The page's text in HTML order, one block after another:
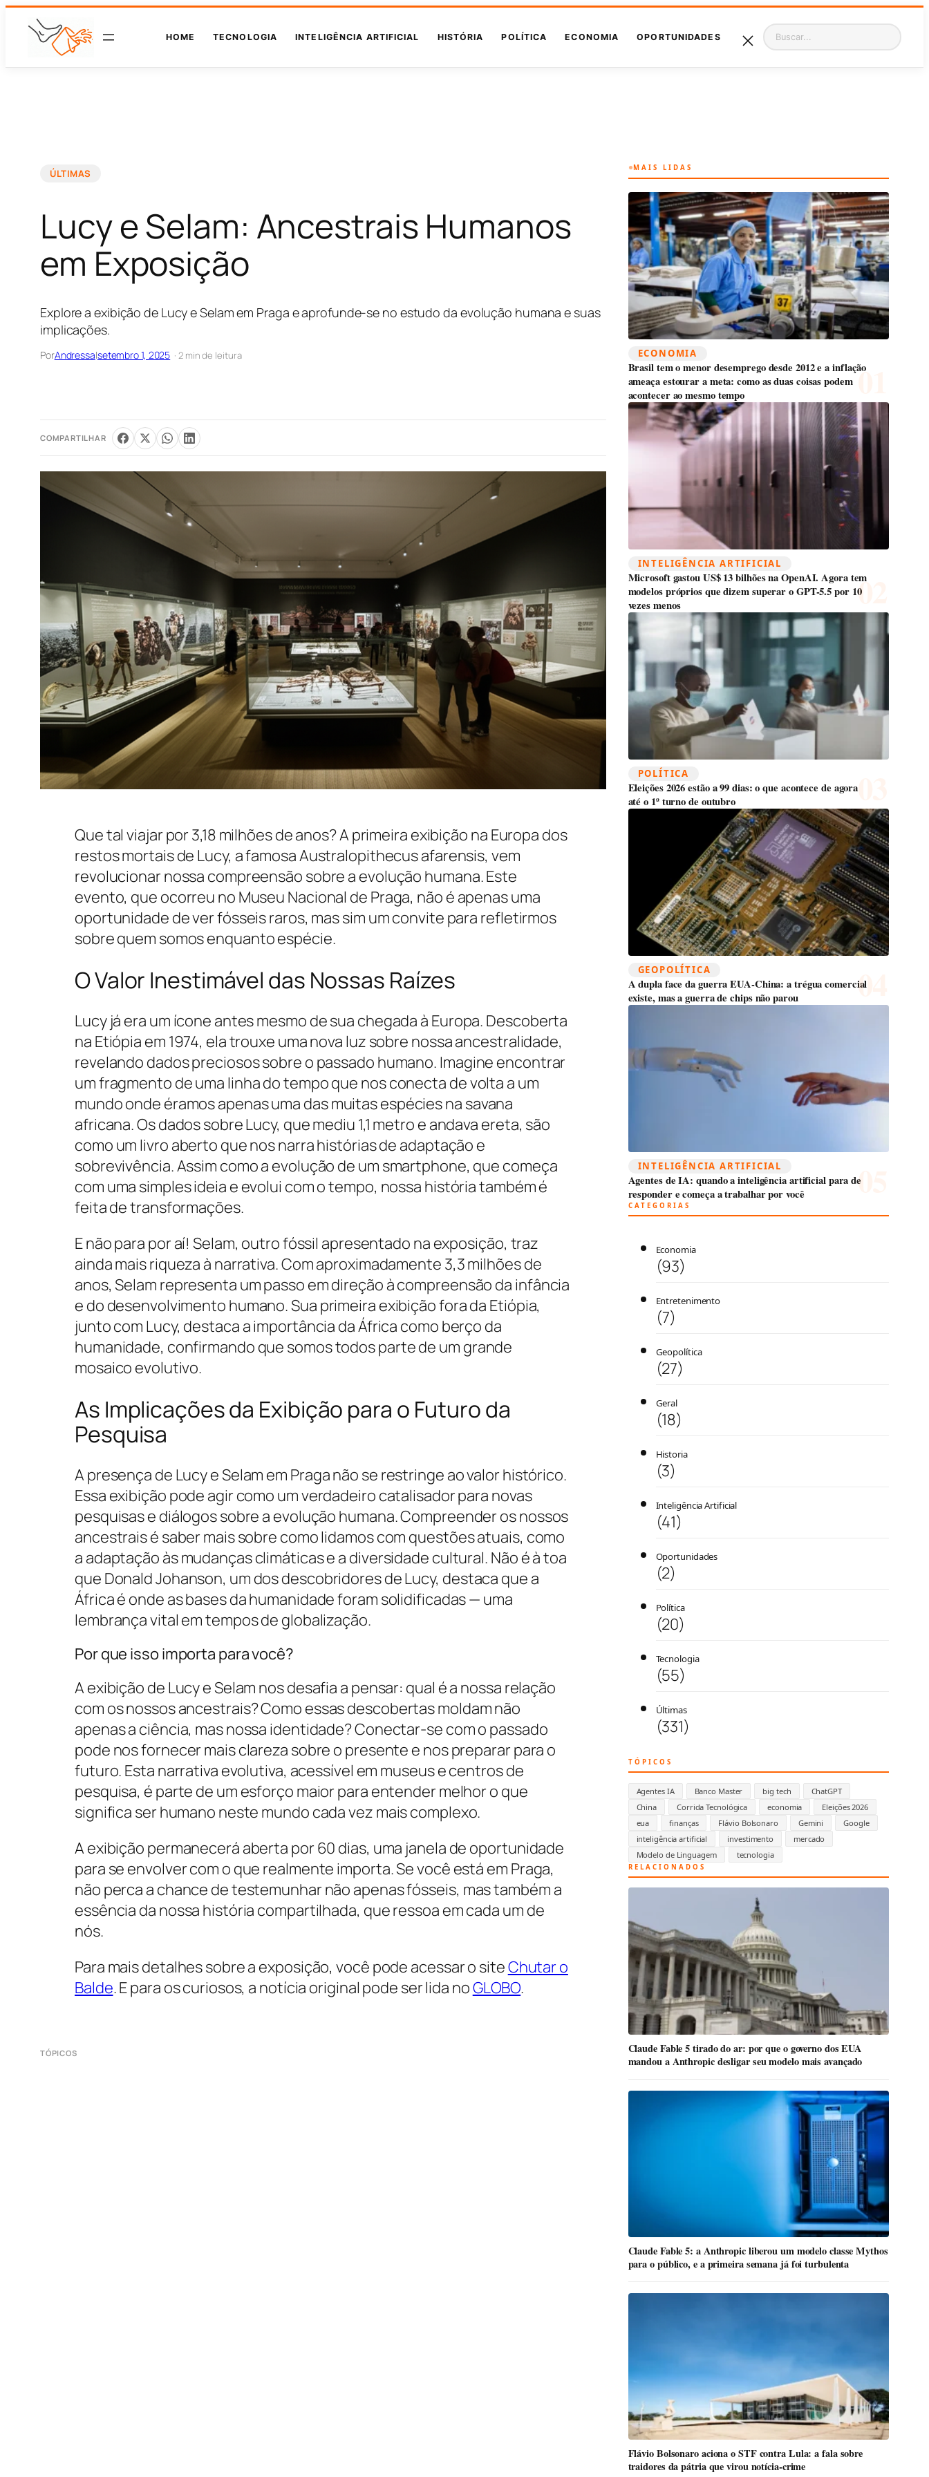
HOME TECNOLOGIA INTELIGÊNCIA ARTIFICIAL HISTÓRIA POLÍTICA ECONOMIA OPORTUNIDADES Pesquisar
ÚLTIMAS
Lucy e Selam: Ancestrais Humanos
em Exposição
Explore a exibição de Lucy e Selam em Praga e aprofunde-se no estudo da evolução humana e suas
implicações.
PorAndressa|setembro 1, 2025 · 2 min de leitura
COMPARTILHAR
Que tal viajar por 3,18 milhões de anos? A primeira exibição na Europa dos
restos mortais de Lucy, a famosaAustralopithecus afarensis, vem
revolucionar nossa compreensão sobre a evolução humana. Este
evento, que ocorreu no Museu Nacional de Praga, não é apenas uma
oportunidade de ver fósseis raros, mas sim um convite para refletirmos
sobre quem somos enquanto espécie.
O Valor Inestimável das Nossas Raízes
Lucy já era um ícone antes mesmo de sua chegada à Europa. Descoberta
na Etiópia em 1974, ela trouxe uma nova luz sobre nossa ancestralidade,
revelando dados preciosos sobre o passado humano. Imagine encontrar
um fragmento de uma linha do tempo que nos conecta de volta a um
mundo onde éramos apenas uma das muitas espécies na savana
africana. Os dados sobre Lucy, que mediu 1,1 metro e andava ereta, são
como um livro aberto que nos narra histórias de adaptação e
sobrevivência. Assim como a evolução de um smartphone, que começa
com uma simples ideia e evolui com o tempo, nossa história também é
feita de transformações.
E não para por aí! Selam, outro fóssil apresentado na exposição, traz
ainda mais riqueza à narrativa. Com aproximadamente 3,3 milhões de
anos, Selam representa um passo em direção à compreensão da infância
e do desenvolvimento humano. Sua primeira exibição fora da Etiópia,
junto com Lucy, destaca a importância da África como berço da
humanidade, confirmando que somos todos parte de um grande
mosaico evolutivo.
As Implicações da Exibição para o Futuro da
Pesquisa
A presença de Lucy e Selam em Praga não se restringe ao valor histórico.
Essa exibição pode agir como um verdadeiro catalisador para novas
pesquisas e diálogos sobre a evolução humana. Compreender os nossos
ancestrais é saber mais sobre como lidamos com questões atuais, como
a adaptação às mudanças climáticas e a diversidade cultural. Não é à toa
que Donald Johanson, um dos descobridores de Lucy, destaca que a
África é onde as bases da humanidade foram solidificadas — uma
lembrança vital em tempos de globalização.
Por que isso importa para você?
A exibição de Lucy e Selam nos desafia a pensar: qual é a nossa relação
com os nossos ancestrais? Como essas descobertas moldam não
apenas a ciência, mas nossa identidade? Conectar-se com o passado
pode nos fornecer mais clareza sobre o presente e nos preparar para o
futuro. Esta narrativa evolutiva, acessível em museus e centros de
pesquisa, é parte de um esforço maior para entender melhor o que
significa ser humano neste mundo cada vez mais complexo.
A exibição permanecerá aberta por 60 dias, uma janela de oportunidade
para se envolver com o que realmente importa. Se você está em Praga,
não perca a chance de testemunhar não apenas fósseis, mas também a
essência da nossa história compartilhada, que ressoa em cada um de
nós.
Para mais detalhes sobre a exposição, você pode acessar o siteChutar o
Balde. E para os curiosos, a notícia original pode ser lida noGLOBO.
TÓPICOS
MAIS LIDAS
ECONOMIA
Brasil tem o menor desemprego desde 2012 e a inflação
ameaça estourar a meta: como as duas coisas podem
acontecer ao mesmo tempo
INTELIGÊNCIA ARTIFICIAL
Microsoft gastou US$ 13 bilhões na OpenAI. Agora tem
modelos próprios que dizem superar o GPT-5.5 por 10
vezes menos
POLÍTICA
Eleições 2026 estão a 99 dias: o que acontece de agora
até o 1º turno de outubro
GEOPOLÍTICA
A dupla face da guerra EUA-China: a trégua comercial
existe, mas a guerra de chips não parou
INTELIGÊNCIA ARTIFICIAL
Agentes de IA: quando a inteligência artificial para de
responder e começa a trabalhar por você
CATEGORIAS
Economia
(93)
Entretenimento
(7)
Geopolítica
(27)
Geral
(18)
Historia
(3)
Inteligência Artificial
(41)
Oportunidades
(2)
Política
(20)
Tecnologia
(55)
Últimas
(331)
TÓPICOS
Agentes IA Banco Master big tech
ChatGPT
China
Corrida Tecnológica economia
Eleições 2026
eua
finanças Flávio Bolsonaro Gemini
Google
inteligência artificial
investimento
mercado
Modelo de Linguagem
tecnologia
RELACIONADOS
Claude Fable 5 tirado do ar: por que o governo dos EUA
mandou a Anthropic desligar seu modelo mais avançado
Claude Fable 5: a Anthropic liberou um modelo classe Mythos
para o público, e a primeira semana já foi turbulenta
Flávio Bolsonaro aciona o STF contra Lula: a fala sobre
traidores da pátria que virou notícia-crime